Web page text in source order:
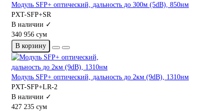
Модуль SFP+ оптический, дальность до 300м (5dB), 850нм
PXT-SFP+SR
В наличии ✓
340 956 сум
В корзину
Модуль SFP+ оптический, дальность до 2км (9dB), 1310нм
PXT-SFP+LR-2
В наличии ✓
427 235 сум